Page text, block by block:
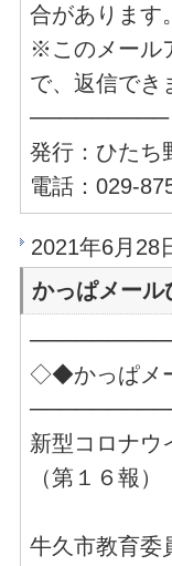
合があります。
※このメール
で、返信でき
─────────
発行：ひたち
電話：029-
2021年6月28
かっぱメール
◇◆かっぱ
新型コロナウ
（第１６報）
牛久市教育委